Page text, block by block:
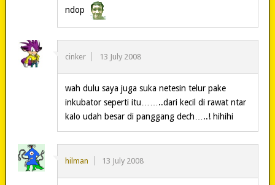
ndop
cinker 13 July 2008
wah dulu saya juga suka netesin telur pake
inkubator seperti itu……..dari kecil di rawat ntar
kalo udah besar di panggang dech…..! hihihi
hilman 13 July 2008